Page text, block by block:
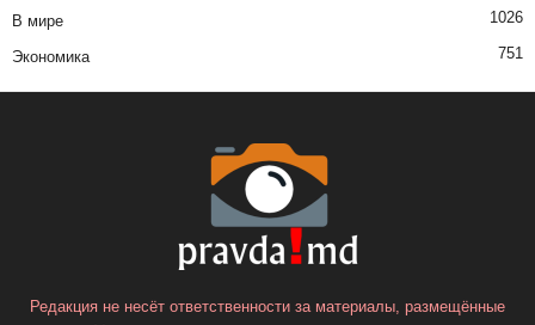
В мире 1026
Экономика 751
Редакция не несёт ответственности за материалы, размещённые